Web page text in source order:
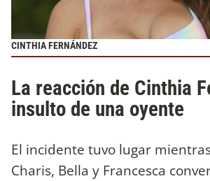
CINTHIA FERNÁNDEZ
La reacción de Cinthia
insulto de una oyente
El incidente tuvo lugar
Charis, Bella y Francesca